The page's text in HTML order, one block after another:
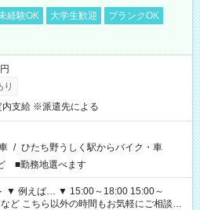
経験OK 大学生歓迎
ブランクOK
り
内支給 ※派遣先による
/ ひたち野うしく駅からバイク・車
■勤務地選べます
ご相談く